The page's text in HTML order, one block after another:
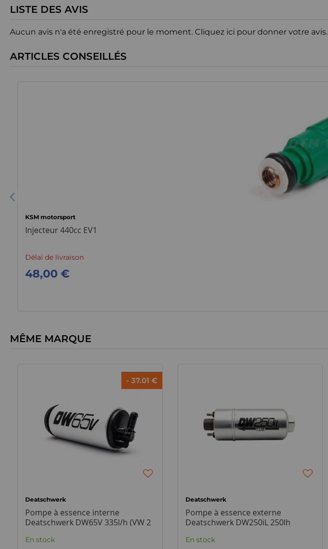
LISTE DES AVIS
Aucun avis n'a été enregistré pour le moment. Cliquez ici pour donner votre avis.
ARTICLES CONSEILLÉS
KSM motorsport
Injecteur 440cc EV1
Délai de livraison
48,00 €
MÊME MARQUE
- 37.01 €
Deatschwerk
Pompe à essence interne
Deatschwerk DW65V 335l/h (VW 2
En stock
Deatschwerk
Pompe à essence externe
Deatschwerk DW250iL 250lh
En stock